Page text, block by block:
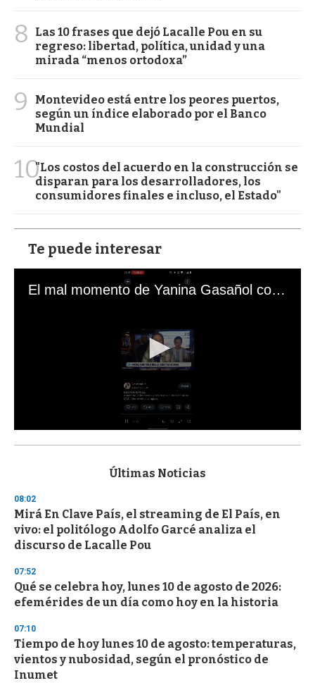
8
Las 10 frases que dejó Lacalle Pou en su
regreso: libertad, política, unidad y una
mirada “menos ortodoxa”
9
Montevideo está entre los peores puertos,
según un índice elaborado por el Banco
Mundial
10"Los costos del acuerdo en la construcción se
disparan para los desarrolladores, los
consumidores finales e incluso, el Estado"
Te puede interesar
El mal momento de Yanina Gasañol con un hincha argentino en "Subrayado"
s
d
s
o
f
3
s
e
c
o
d
s
Últimas Noticias
08:02
Mirá En Clave País, el streaming de El País, en
vivo: el politólogo Adolfo Garcé analiza el
discurso de Lacalle Pou
07:52
Qué se celebra hoy, lunes 10 de agosto de 2026:
efemérides de un día como hoy en la historia
07:10
Tiempo de hoy lunes 10 de agosto: temperaturas,
vientos y nubosidad, según el pronóstico de
Inumet